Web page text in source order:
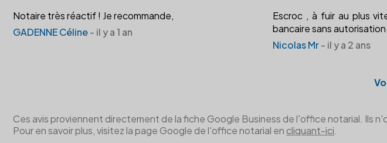
Notaire très réactif ! Je recommande,
GADENNE Céline- il y a 1 an
Escroc , à fuir au plus
bancaire sans
Nicolas Mr- il y a 2 ans
Ces avis proviennent directement de la fiche Google Business de l'office notarial. Ils
Pour en savoir plus, visitez la page Google de l'office notarial en cliquant-ici.